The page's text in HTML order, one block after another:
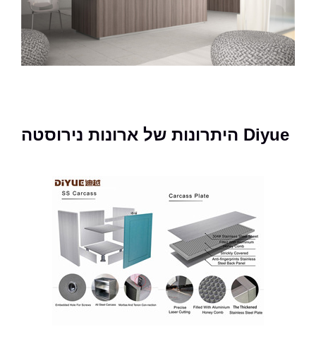
היתרונות של ארונות נירוסטה Diyue